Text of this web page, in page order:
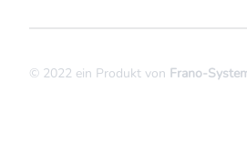
© 2022 ein Produkt von Frano-